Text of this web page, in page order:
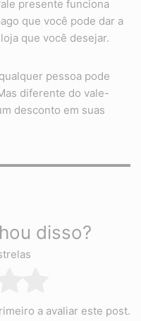
presente funciona
que você pode dar a
que você desejar.
pessoa pode
diferente do vale-
desconto em suas
disso?
a avaliar este post.